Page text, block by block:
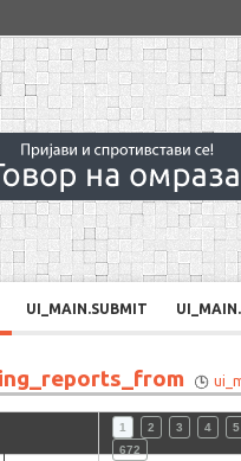
UI_MAIN.SUBMIT
1 2 3 4
5
672